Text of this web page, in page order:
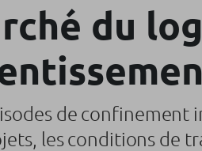
du
de confinement
les conditions de